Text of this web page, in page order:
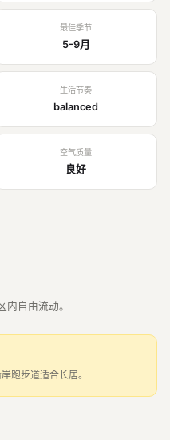
最佳季节
5-9月
生活节奏
balanced
空气质量
良好
自由流动。
跑步道适合长居。